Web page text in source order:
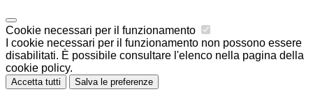
Cookie necessari per il funzionamento
I cookie necessari per il funzionamento non possono essere
disabilitati. È possibile consultare l'elenco nella pagina della
cookie policy.
Accetta tutti Salva le preferenze